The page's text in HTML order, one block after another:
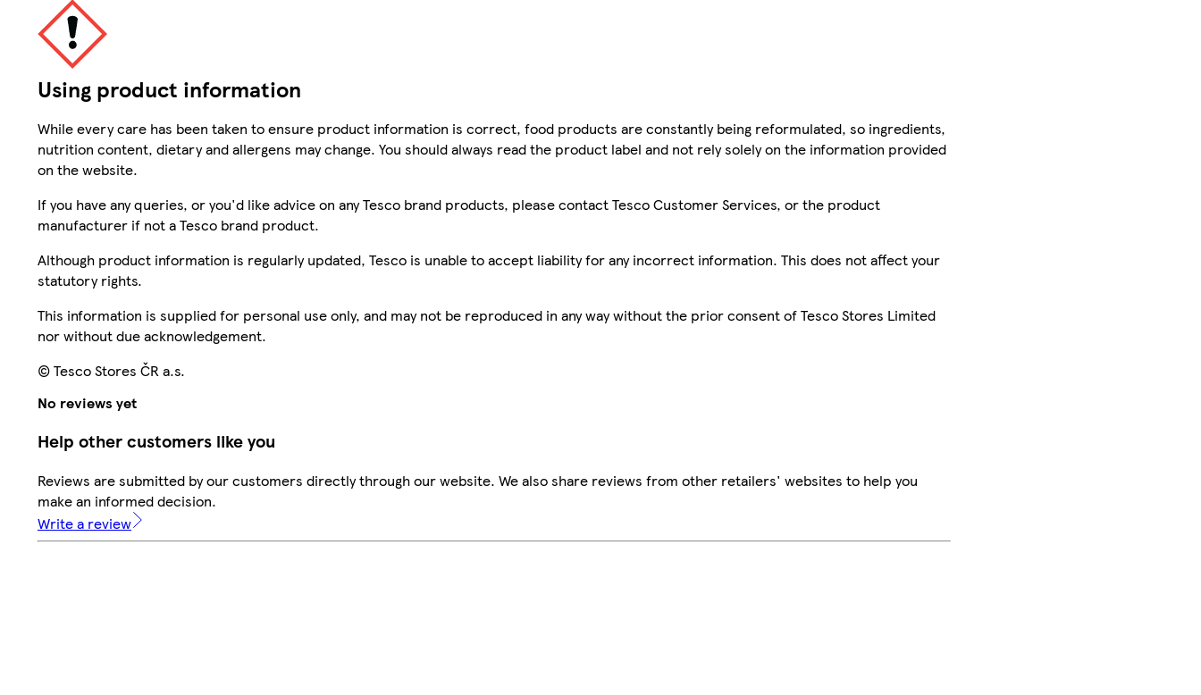
Using product information
While every care has been taken to ensure product information is correct, food products are constantly being reformulated, so ingredients,
nutrition content, dietary and allergens may change. You should always read the product label and not rely solely on the information provided
on the website.
If you have any queries, or you'd like advice on any Tesco brand products, please contact Tesco Customer Services, or the product
manufacturer if not a Tesco brand product.
Although product information is regularly updated, Tesco is unable to accept liability for any incorrect information. This does not affect your
statutory rights.
This information is supplied for personal use only, and may not be reproduced in any way without the prior consent of Tesco Stores Limited
nor without due acknowledgement.
© Tesco Stores ČR a.s.
No reviews yet
Help other customers like you
Reviews are submitted by our customers directly through our website. We also share reviews from other retailers' websites to help you
make an informed decision.
Write a review